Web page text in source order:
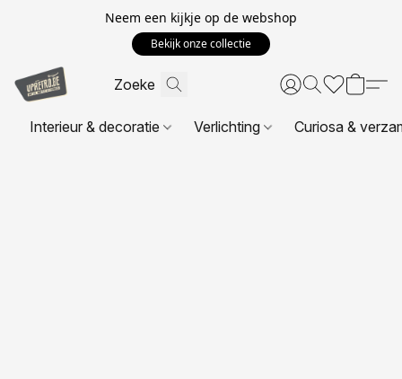
Neem een kijkje op de webshop
Bekijk onze collectie
Interieur & decoratie Verlichting Curiosa &